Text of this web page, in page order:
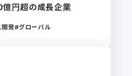
円超の成長企業
開発 グローバル